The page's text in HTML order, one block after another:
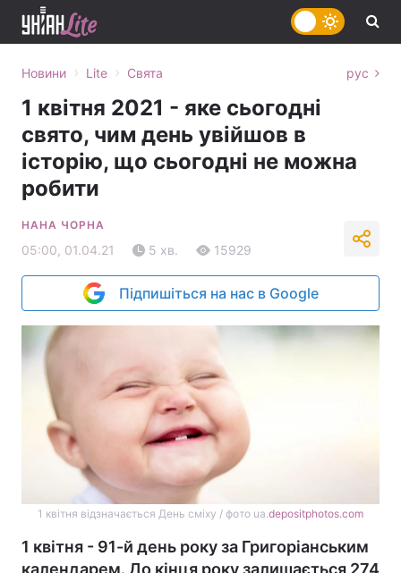
Новини › Lite › Свята рус
1 квітня 2021 - яке сьогодні
свято, чим день увійшов в
історію, що сьогодні не можна
робити
НАНА ЧОРНА
05:00, 01.04.21 5 хв. 15929
Підпишіться на нас в Google
1 квітня відзначається День сміху / фото ua.depositphotos.com
1 квітня - 91-й день року за Григоріанським
календарем. До кінця року залишається 274